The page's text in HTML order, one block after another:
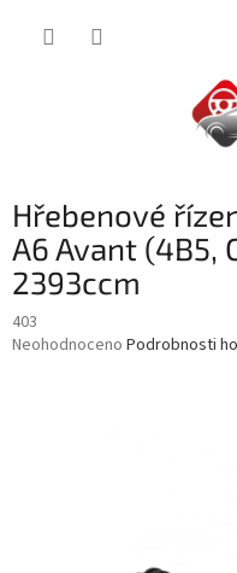
Hřebenové
A6 Avant (4B5,
2393ccm
403
Průměrné
Neohodnoceno Podrobnosti